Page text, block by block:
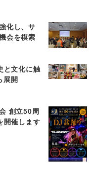
化し、サ
会を模索
と文化に触
展開
創立50周
開催します